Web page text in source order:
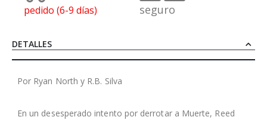
pedido (6-9 días)
seguro
DETALLES
Por Ryan North y R.B. Silva
En un desesperado intento por derrotar a Muerte, Reed